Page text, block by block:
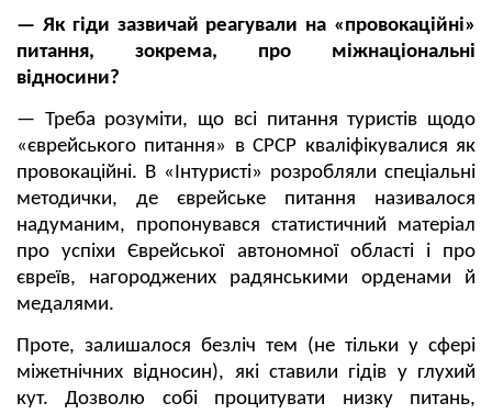
— Як гіди зазвичай реагували на «провокаційні»
питання, зокрема, про міжнаціональні
відносини?
— Треба розуміти, що всі питання туристів щодо
«єврейського питання» в СРСР кваліфікувалися як
провокаційні. В «Інтуристі» розробляли спеціальні
методички, де єврейське питання називалося
надуманим, пропонувався статистичний матеріал
про успіхи Єврейської автономної області і про
євреїв, нагороджених радянськими орденами й
медалями.
Проте, залишалося безліч тем (не тільки у сфері
міжетнічних відносин), які ставили гідів у глухий
кут. Дозволю собі процитувати низку питань,